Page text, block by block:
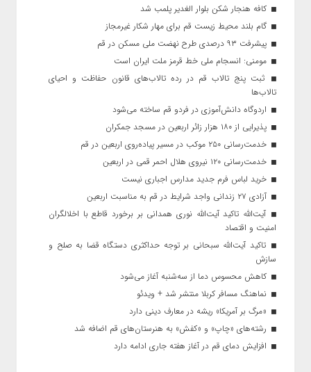
کافه هنجار شکن بلوار الغدیر پلمب شد
گام بلند محیط زیست قم برای مهار شکار غیرمجاز
پیشرفت ۹۳ درصدی طرح نهضت ملی مسکن در قم
مومنی: انسجام ملی خط قرمز ملت ایران است
ثبت پنج تالاب قم در رده تالاب‌های قانون حفاظت و احیای
تالاب‌ها
اردوگاه دانش‌آموزی در فردو قم ساخته می‌شود
پذیرایی از ۱۸۰ هزار زائر اربعین در مسجد جمکران
خدمت‌رسانی ۲۵۰ موکب در مسیر پیاده‌روی اربعین در قم
خدمت‌رسانی ۱۲۰ نیروی هلال احمر قمی در اربعین
خرید لباس فرم جدید مدارس اجباری نیست
آزادی ۲۷ زندانی واجد شرایط در قم به مناسبت اربعین
آیت‌الله تاکید آیت‌الله نوری همدانی بر برخورد قاطع با اخلالگران
امنیت و اقتصاد
تاکید آیت‌الله‌ سبحانی بر توجه حداکثری دستگاه قضا به صلح و
سازش
کاهش محسوس دما از سه‌شنبه آغاز می‌شود
نماهنگ مسافر کربلا منتشر شد + ویدئو
«مرگ بر آمریکا» ریشه در معارف دینی دارد
رشته‌های «چاپ» و «کفش» به هنرستان‌های قم اضافه شد
افزایش دمای قم در آغاز هفته جاری ادامه دارد